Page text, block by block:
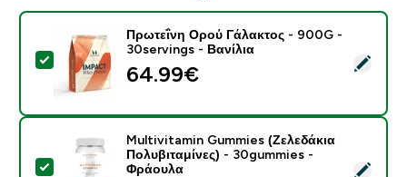
Select this product - Πρωτεΐνη Ορού Γάλακτος -
Πρωτεΐνη Ορού Γάλακτος - 900G -
30servings - Βανίλια
64.99€‎
Select this product - Multivitamin Gummies
Multivitamin Gummies (Ζελεδάκια
Πολυβιταμίνες) - 30gummies -
Φράουλα